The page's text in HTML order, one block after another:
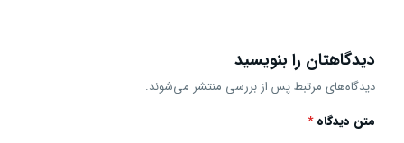
دیدگاهتان را بنویسید
دیدگاه‌های مرتبط پس از بررسی منتشر می‌شوند.
متن دیدگاه*